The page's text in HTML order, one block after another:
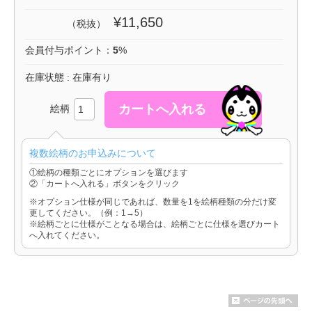
（税抜） ¥11,650
会員付与ポイント： 5%
在庫状態 : 在庫有り
絵柄
複数絵柄のお申込みについて
①絵柄の種類ごとにオプションを選びます
②「カートへ入れる」ボタンをクリック
※オプション仕様が同じであれば、数量を1を絵柄種類の分だけ変
更してください。（例：1→5）
※絵柄ごとに仕様がことなる場合は、絵柄ごとに仕様を選びカート
へ入れてください。